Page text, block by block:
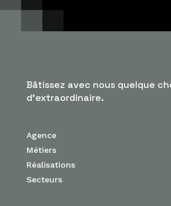
Bâtissez avec nous quelque
d’extraordinaire.
Agence
Métiers
Réalisations
Secteurs